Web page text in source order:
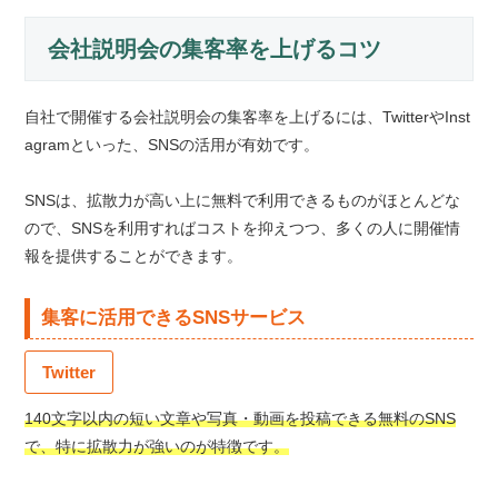
会社説明会の集客率を上げるコツ
自社で開催する会社説明会の集客率を上げるには、TwitterやInst
agramといった、SNSの活用が有効です。
SNSは、拡散力が高い上に無料で利用できるものがほとんどな
ので、SNSを利用すればコストを抑えつつ、多くの人に開催情
報を提供することができます。
集客に活用できるSNSサービス
Twitter
140文字以内の短い文章や写真・動画を投稿できる無料のSNS
で、特に拡散力が強いのが特徴です。